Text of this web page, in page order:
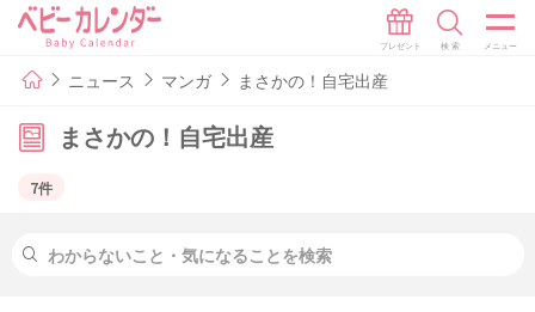
ニュース マンガ まさかの！自宅出産
まさかの！自宅出産
7件